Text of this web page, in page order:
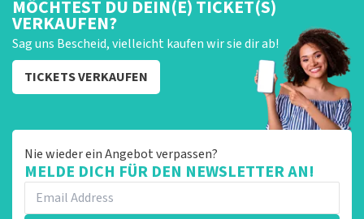
MÖCHTEST DU DEIN(E) TICKET(S)
VERKAUFEN?
Sag uns Bescheid, vielleicht kaufen wir sie dir ab!
TICKETS VERKAUFEN
Nie wieder ein Angebot verpassen?
MELDE DICH FÜR DEN NEWSLETTER AN!